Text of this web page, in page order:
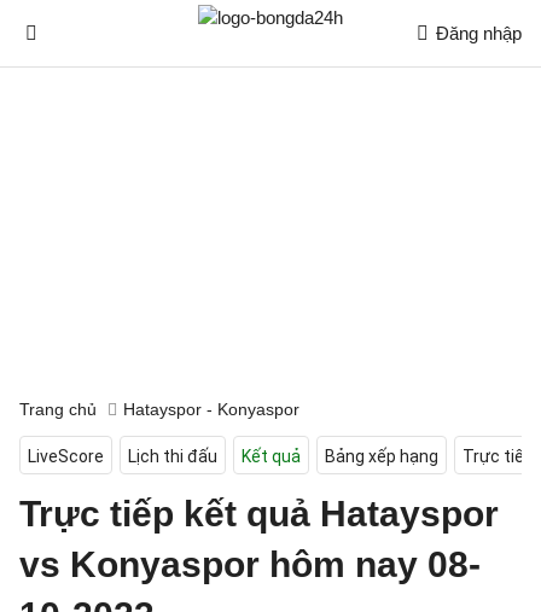
Đăng nhập
Trang chủ Hatayspor - Konyaspor
LiveScore Lịch thi đấu Kết quả Bảng xếp hạng Trực tiếp
Trực tiếp kết quả Hatayspor
vs Konyaspor hôm nay 08-